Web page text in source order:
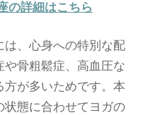
の詳細はこちら
は、心身への特別な配
骨粗鬆症、高血圧な
方が多いためです。本
態に合わせてヨガの